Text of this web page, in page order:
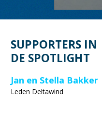
SUPPORTERS IN
DE SPOTLIGHT
Jan en Stella Bakker
Leden Deltawind